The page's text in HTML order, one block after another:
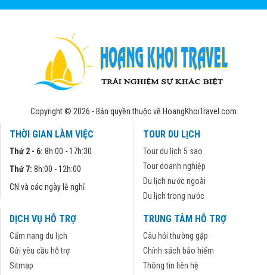
Copyright © 2026 - Bản quyền thuộc về HoangKhoiTravel.com
THỜI GIAN LÀM VIỆC
Thứ 2 - 6: 8h:00 - 17h:30
Thứ 7: 8h:00 - 12h:00
CN và các ngày lễ nghỉ
TOUR DU LỊCH
Tour du lịch 5 sao
Tour doanh nghiệp
Du lịch nước ngoài
Du lịch trong nước
DỊCH VỤ HỖ TRỢ
Cẩm nang du lịch
Gửi yêu cầu hỗ trợ
Sitmap
TRUNG TÂM HỖ TRỢ
Câu hỏi thường gặp
Chính sách bảo hiểm
Thông tin liên hệ